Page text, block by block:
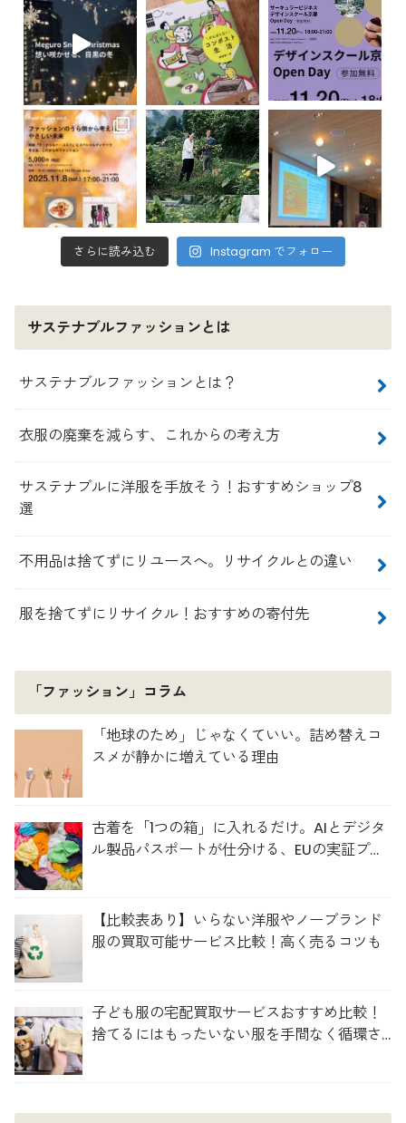
さらに読み込む Instagram でフォロー
サステナブルファッションとは
サステナブルファッションとは？
衣服の廃棄を減らす、これからの考え方
サステナブルに洋服を手放そう！おすすめショップ8
選
不用品は捨てずにリユースへ。リサイクルとの違い
服を捨てずにリサイクル！おすすめの寄付先
「ファッション」コラム
「地球のため」じゃなくていい。詰め替えコ
スメが静かに増えている理由
古着を「1つの箱」に入れるだけ。AIとデジタ
ル製品パスポートが仕分ける、EUの実証プロ
【比較表あり】いらない洋服やノーブランド
服の買取可能サービス比較！高く売るコツも
子ども服の宅配買取サービスおすすめ比較！
捨てるにはもったいない服を手間なく循環さ